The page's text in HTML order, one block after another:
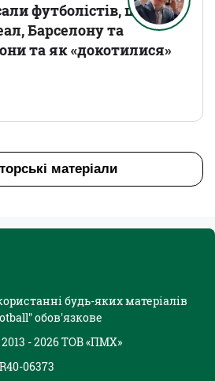
футболістів, що
Барселону та
та як «докотилися»
матеріали
будь-яких матеріалів
обов'язкове
- 2026 ТОВ «ПМХ»
06373